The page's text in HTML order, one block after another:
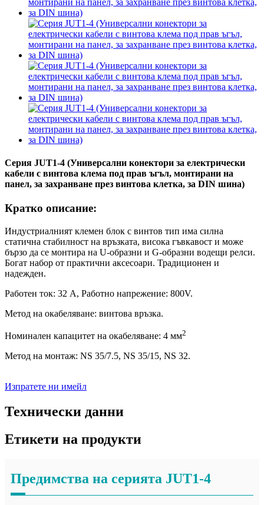
Серия JUT1-4 (Универсални конектори за електрически
кабели с винтова клема под прав ъгъл, монтирани на
панел, за захранване през винтова клетка, за DIN шина)
Кратко описание:
Индустриалният клемен блок с винтов тип има силна
статична стабилност на връзката, висока гъвкавост и може
бързо да се монтира на U-образни и G-образни водещи релси.
Богат набор от практични аксесоари. Традиционен и
надежден.
Работен ток: 32 A, Работно напрежение: 800V.
Метод на окабеляване: винтова връзка.
Номинален капацитет на окабеляване: 4 мм2
Метод на монтаж: NS 35/7.5, NS 35/15, NS 32.
Изпратете ни имейл
Технически данни
Етикети на продукти
Предимства на серията JUT1-4